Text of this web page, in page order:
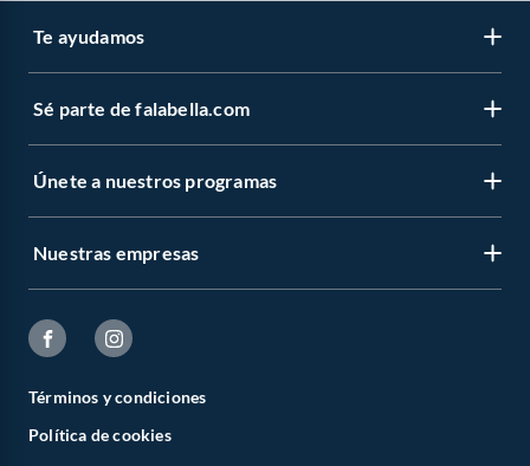
Te ayudamos
Sé parte de falabella.com
Únete a nuestros programas
Nuestras empresas
Términos y condiciones
Política de cookies